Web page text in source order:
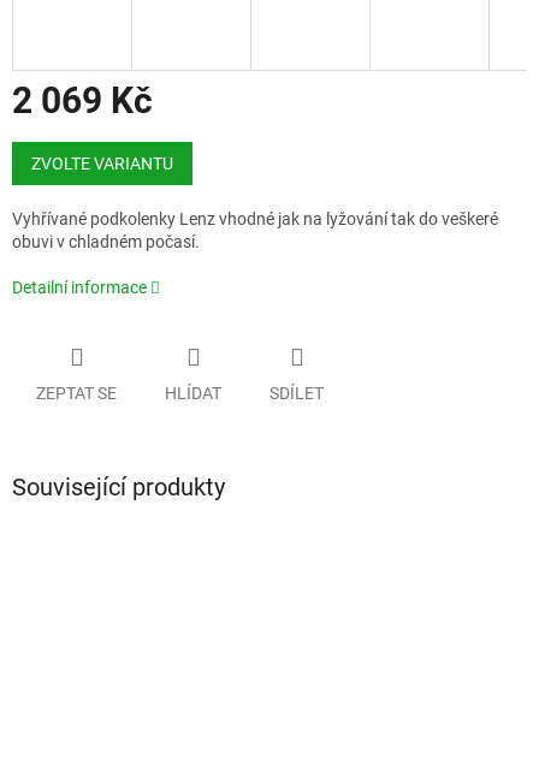
2 069 Kč
Měrná
cena:
ZVOLTE VARIANTU
Vyhřívané podkolenky Lenz vhodné jak na lyžování tak do veškeré
obuvi v chladném počasí.
Detailní informace
ZEPTAT SE HLÍDAT SDÍLET
Související produkty